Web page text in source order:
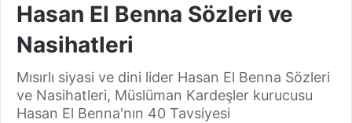
Hasan El Benna Sözleri ve
Nasihatleri
Mısırlı siyasi ve dini lider Hasan El Benna Sözleri
ve Nasihatleri, Müslüman Kardeşler kurucusu
Hasan El Benna'nın 40 Tavsiyesi